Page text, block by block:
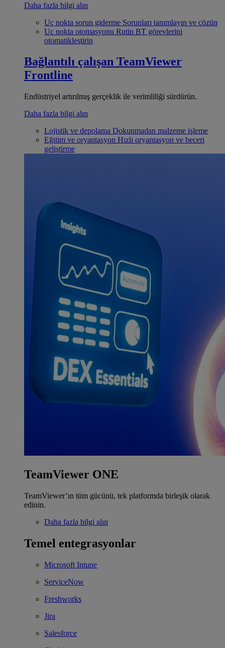
Daha fazla bilgi alın
Uç nokta sorun giderme Sorunları tanımlayın ve çözün
Uç nokta otomasyonu Rutin BT görevlerini
otomatikleştirin
Bağlantılı çalışan TeamViewer
Frontline
Endüstriyel artırılmış gerçeklik ile verimliliği sürdürün.
Daha fazla bilgi alın
Lojistik ve depolama Dokunmadan malzeme işleme
Eğitim ve oryantasyon Hızlı oryantasyon ve beceri
geliştirme
TeamViewer ONE
TeamViewer’ın tüm gücünü, tek platformda birleşik olarak
edinin.
Daha fazla bilgi alın
Temel entegrasyonlar
Microsoft Intune
ServiceNow
Freshworks
Jira
Salesforce